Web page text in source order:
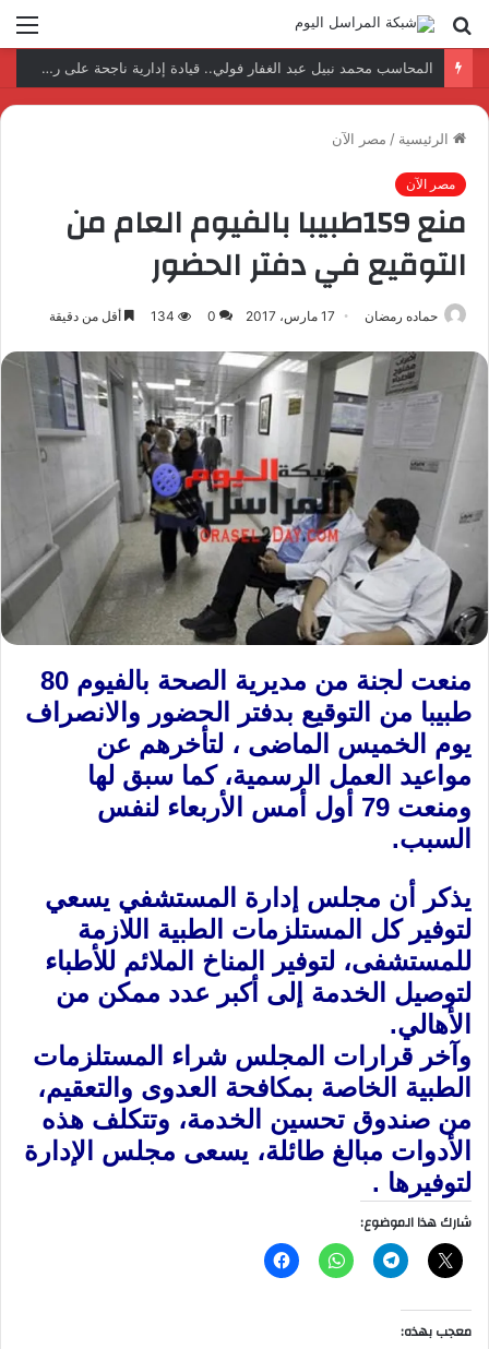
بحث
عن
نتائج إيجابية بعد زيارة وفد الجامعة المصرية النتائج إيجابية بعد زيارة وفد الجامعة المصرية الروسية لمصنع الإلكترونياتروسية لمصنع الإلكترونيات
الرئيسية / مصر الآن
مصر الآن
منع 159طبيبا بالفيوم العام من
التوقيع في دفتر الحضور
حماده رمضان 17 مارس، 2017 0
134 أقل من دقيقة
منعت لجنة من مديرية الصحة بالفيوم 80
طبيبا من التوقيع بدفتر الحضور والانصراف
يوم الخميس الماضى ، لتأخرهم عن
مواعيد العمل الرسمية، كما سبق لها
ومنعت 79 أول أمس الأربعاء لنفس
السبب.
يذكر أن مجلس إدارة المستشفي يسعي
لتوفير كل المستلزمات الطبية اللازمة
للمستشفى، لتوفير المناخ الملائم للأطباء
لتوصيل الخدمة إلى أكبر عدد ممكن من
الأهالي.
وآخر قرارات المجلس شراء المستلزمات
الطبية الخاصة بمكافحة العدوى والتعقيم،
من صندوق تحسين الخدمة، وتتكلف هذه
الأدوات مبالغ طائلة، يسعى مجلس الإدارة
لتوفيرها .
شارك هذا الموضوع:
معجب بهذه: